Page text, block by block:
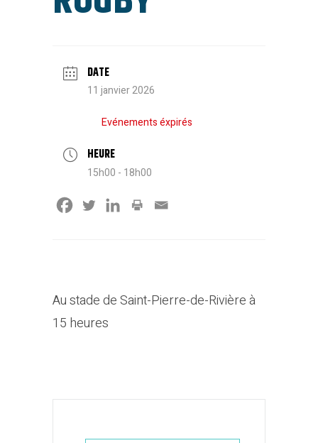
DATE
11 janvier 2026
Evénements éxpirés
HEURE
15h00 - 18h00
Au stade de Saint-Pierre-de-Rivière à
15 heures